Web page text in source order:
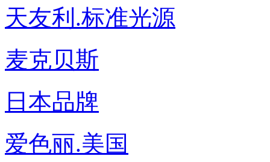
天友利.标准光源
麦克贝斯
日本品牌
爱色丽.美国